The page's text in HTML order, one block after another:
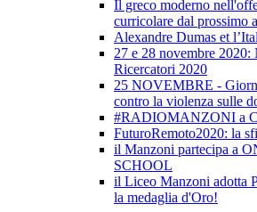
Il greco moderno
curricolare dal prossimo
Alexandre Dumas et
27 e 28 novembre 2020:
Ricercatori 2020
25 NOVEMBRE -
contro la violenza sulle
#RADIOMANZONI a
FuturoRemoto2020: la
il Manzoni partecipa a
SCHOOL
il Liceo Manzoni adotta
la medaglia d'Oro!